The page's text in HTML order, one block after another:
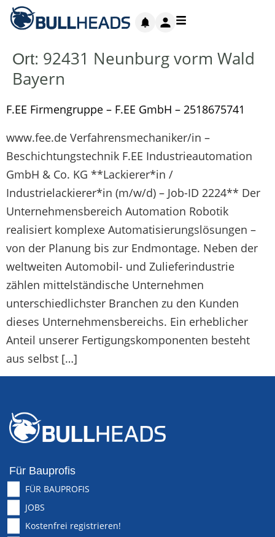
Ort: 92431 Neunburg vorm Wald
Bayern
F.EE Firmengruppe – F.EE GmbH – 2518675741
www.fee.de Verfahrensmechaniker/in –
Beschichtungstechnik F.EE Industrieautomation
GmbH & Co. KG **Lackierer*in /
Industrielackierer*in (m/w/d) – Job-ID 2224** Der
Unternehmensbereich Automation Robotik
realisiert komplexe Automatisierungslösungen –
von der Planung bis zur Endmontage. Neben der
weltweiten Automobil- und Zulieferindustrie
zählen mittelständische Unternehmen
unterschiedlichster Branchen zu den Kunden
dieses Unternehmensbereichs. Ein erheblicher
Anteil unserer Fertigungskomponenten besteht
aus selbst […]
Für Bauprofis
FÜR BAUPROFIS
JOBS
Kostenfrei registrieren!